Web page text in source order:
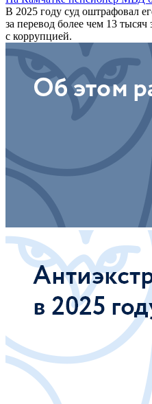
В 2025 году суд оштрафовал
за перевод более чем 13
с коррупцией.